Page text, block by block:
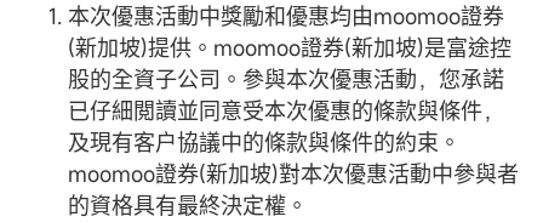
本次優惠活動中獎勵和優惠均由moomoo證券
(新加坡)提供。moomoo證券(新加坡)是富途控
股的全資子公司。參與本次優惠活動，您承諾
已仔細閲讀並同意受本次優惠的條款與條件，
及現有客户協議中的條款與條件的約束。
moomoo證券(新加坡)對本次優惠活動中參與者
的資格具有最終決定權。